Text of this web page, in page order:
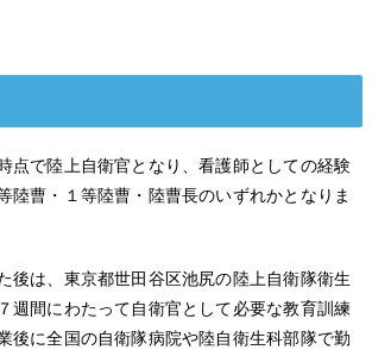
点で陸上自衛官となり、看護師としての経験
陸曹・１等陸曹・陸曹長のいずれかとなりま
後は、東京都世田谷区池尻の陸上自衛隊衛生
週間にわたって自衛官として必要な教育訓練
後に全国の自衛隊病院や陸自衛生科部隊で勤